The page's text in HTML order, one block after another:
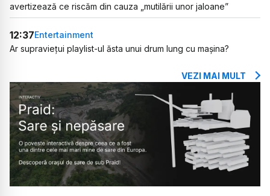
avertizează ce riscăm din cauza „mutilării unor jaloane”
12:37Entertainment
Ar supraviețui playlist-ul ăsta unui drum lung cu mașina?
VEZI MAI MULT